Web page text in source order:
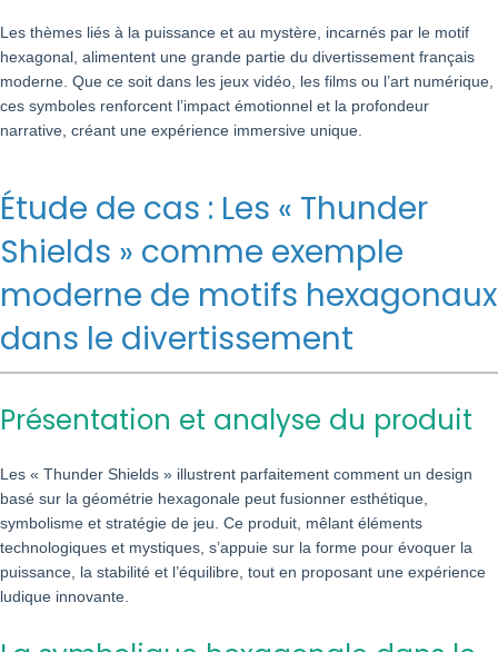
Les thèmes liés à la puissance et au mystère, incarnés par le motif
hexagonal, alimentent une grande partie du divertissement français
moderne. Que ce soit dans les jeux vidéo, les films ou l’art numérique,
ces symboles renforcent l’impact émotionnel et la profondeur
narrative, créant une expérience immersive unique.
Étude de cas : Les « Thunder
Shields » comme exemple
moderne de motifs hexagonaux
dans le divertissement
Présentation et analyse du produit
Les « Thunder Shields » illustrent parfaitement comment un design
basé sur la géométrie hexagonale peut fusionner esthétique,
symbolisme et stratégie de jeu. Ce produit, mêlant éléments
technologiques et mystiques, s’appuie sur la forme pour évoquer la
puissance, la stabilité et l’équilibre, tout en proposant une expérience
ludique innovante.